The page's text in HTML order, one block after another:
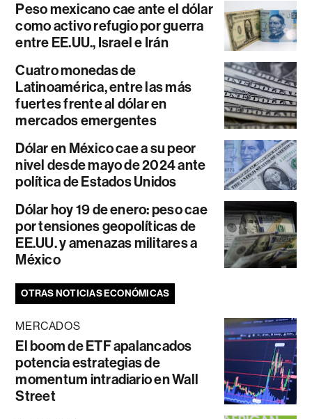
Peso mexicano cae ante el dólar
como activo refugio por guerra
entre EE.UU., Israel e Irán
Cuatro monedas de
Latinoamérica, entre las más
fuertes frente al dólar en
mercados emergentes
Dólar en México cae a su peor
nivel desde mayo de 2024 ante
política de Estados Unidos
Dólar hoy 19 de enero: peso cae
por tensiones geopolíticas de
EE.UU. y amenazas militares a
México
OTRAS NOTICIAS ECONÓMICAS
MERCADOS
El boom de ETF apalancados
potencia estrategias de
momentum intradiario en Wall
Street